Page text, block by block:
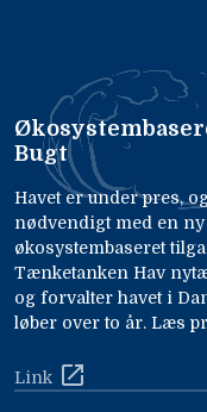
Bugt
Havet er under pres,
nødvendigt med en
økosystembaseret
Tænketanken Hav
og forvalter havet i
løber over to år. Læs
Link